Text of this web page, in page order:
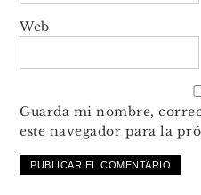
Web
Guarda mi nombre,
este navegador para la